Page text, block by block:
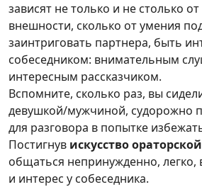
зависят не только и не столько
внешности, сколько от умения
заинтриговать партнера, быть
собеседником: внимательным
интересным рассказчиком.
Вспомните, сколько раз, вы
девушкой/мужчиной, судорожно
для разговора в попытке
Постигнув искусство
общаться непринужденно,
и интерес у собеседника.